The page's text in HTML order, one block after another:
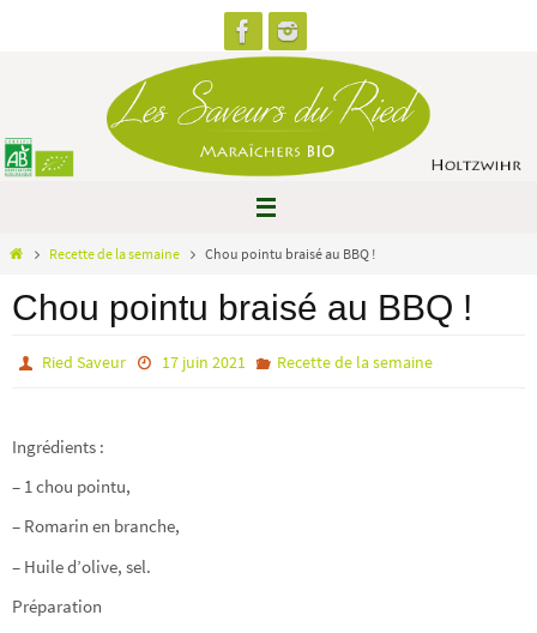
HomeRecette de la semaine Chou pointu braisé au BBQ !
Chou pointu braisé au BBQ !
Ried Saveur 17 juin 2021 Recette de la semaine
Ingrédients :
– 1 chou pointu,
– Romarin en branche,
– Huile d’olive, sel.
Préparation